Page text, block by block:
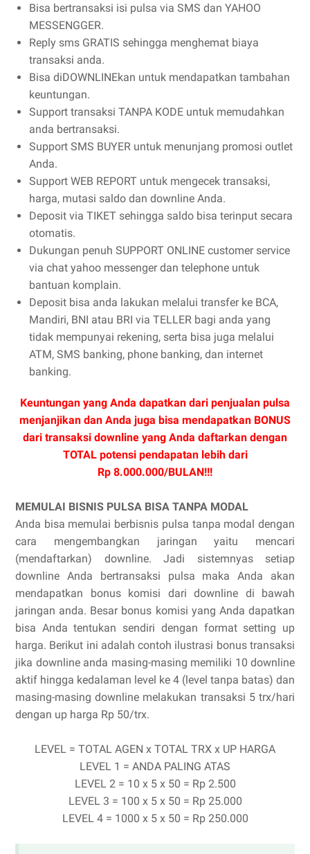
Bisa bertransaksi isi pulsa via SMS dan YAHOO
MESSENGGER.
Reply sms GRATIS sehingga menghemat biaya
transaksi anda.
Bisa diDOWNLINEkan untuk mendapatkan tambahan
keuntungan.
Support transaksi TANPA KODE untuk memudahkan
anda bertransaksi.
Support SMS BUYER untuk menunjang promosi outlet
Anda.
Support WEB REPORT untuk mengecek transaksi,
harga, mutasi saldo dan downline Anda.
Deposit via TIKET sehingga saldo bisa terinput secara
otomatis.
Dukungan penuh SUPPORT ONLINE customer service
via chat yahoo messenger dan telephone untuk
bantuan komplain.
Deposit bisa anda lakukan melalui transfer ke BCA,
Mandiri, BNI atau BRI via TELLER bagi anda yang
tidak mempunyai rekening, serta bisa juga melalui
ATM, SMS banking, phone banking, dan internet
banking.
Keuntungan yang Anda dapatkan dari penjualan pulsa
menjanjikan dan Anda juga bisa mendapatkan BONUS
dari transaksi downline yang Anda daftarkan dengan
TOTAL potensi pendapatan lebih dari
Rp 8.000.000/BULAN!!!
MEMULAI BISNIS PULSA BISA TANPA MODAL
Anda bisa memulai berbisnis pulsa tanpa modal dengan
cara mengembangkan jaringan yaitu mencari
(mendaftarkan) downline. Jadi sistemnyas setiap
downline Anda bertransaksi pulsa maka Anda akan
mendapatkan bonus komisi dari downline di bawah
jaringan anda. Besar bonus komisi yang Anda dapatkan
bisa Anda tentukan sendiri dengan format setting up
harga. Berikut ini adalah contoh ilustrasi bonus transaksi
jika downline anda masing-masing memiliki 10 downline
aktif hingga kedalaman level ke 4 (level tanpa batas) dan
masing-masing downline melakukan transaksi 5 trx/hari
dengan up harga Rp 50/trx.
LEVEL = TOTAL AGEN x TOTAL TRX x UP HARGA
LEVEL 1 = ANDA PALING ATAS
LEVEL 2 = 10 x 5 x 50 = Rp 2.500
LEVEL 3 = 100 x 5 x 50 = Rp 25.000
LEVEL 4 = 1000 x 5 x 50 = Rp 250.000